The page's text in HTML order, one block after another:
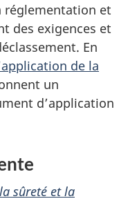
réglementation et
des exigences et
En
de la
un
d’application
sûreté et la